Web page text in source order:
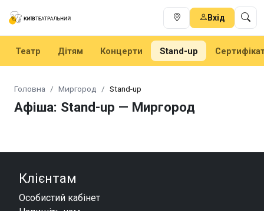
Вхід
Театр Дітям Концерти Stand-up
Головна Миргород Stand-up
Афіша: Stand-up — Миргород
Клієнтам
Особистий кабінет